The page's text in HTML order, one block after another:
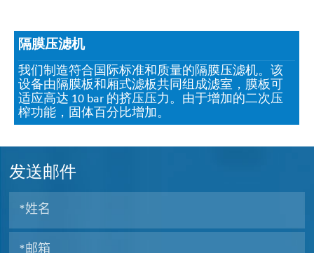
隔膜压滤机
我们制造符合国际标准和质量的隔膜压滤机。该
设备由隔膜板和厢式滤板共同组成滤室，膜板可
适应高达 10 bar 的挤压压力。由于增加的二次压
榨功能，固体百分比增加。
发送邮件